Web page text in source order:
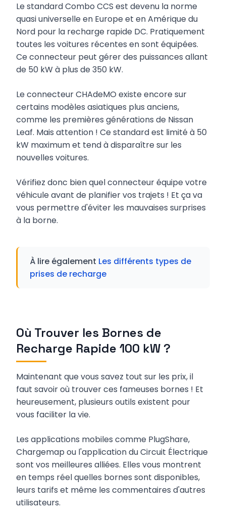
Le standard Combo CCS est devenu la norme
quasi universelle en Europe et en Amérique du
Nord pour la recharge rapide DC. Pratiquement
toutes les voitures récentes en sont équipées.
Ce connecteur peut gérer des puissances allant
de 50 kW à plus de 350 kW.
Le connecteur CHAdeMO existe encore sur
certains modèles asiatiques plus anciens,
comme les premières générations de Nissan
Leaf. Mais attention ! Ce standard est limité à 50
kW maximum et tend à disparaître sur les
nouvelles voitures.
Vérifiez donc bien quel connecteur équipe votre
véhicule avant de planifier vos trajets ! Et ça va
vous permettre d'éviter les mauvaises surprises
à la borne.
À lire également Les différents types de
prises de recharge
Où Trouver les Bornes de
Recharge Rapide 100 kW ?
Maintenant que vous savez tout sur les prix, il
faut savoir où trouver ces fameuses bornes ! Et
heureusement, plusieurs outils existent pour
vous faciliter la vie.
Les applications mobiles comme PlugShare,
Chargemap ou l'application du Circuit Électrique
sont vos meilleures alliées. Elles vous montrent
en temps réel quelles bornes sont disponibles,
leurs tarifs et même les commentaires d'autres
utilisateurs.